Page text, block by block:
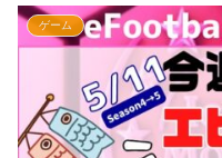
ゲーム